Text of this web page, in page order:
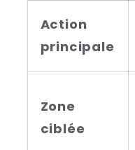
Action
principale
Zone
ciblée